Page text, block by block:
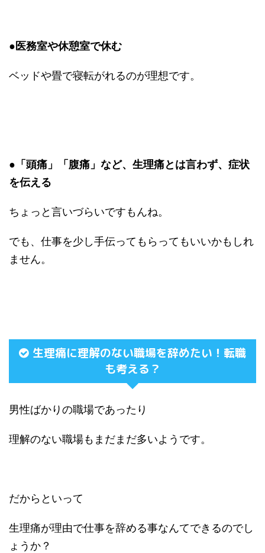
●医務室や休憩室で休む
ベッドや畳で寝転がれるのが理想です。
●「頭痛」「腹痛」など、生理痛とは言わず、症状
を伝える
ちょっと言いづらいですもんね。
でも、仕事を少し手伝ってもらってもいいかもしれ
ません。
生理痛に理解のない職場を辞めたい！転職
も考える？
男性ばかりの職場であったり
理解のない職場もまだまだ多いようです。
だからといって
生理痛が理由で仕事を辞める事なんてできるのでし
ょうか？